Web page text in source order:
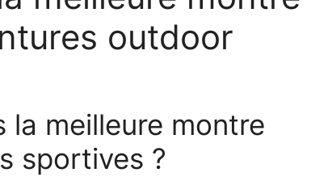
outdoor
la meilleure montre
sportives ?